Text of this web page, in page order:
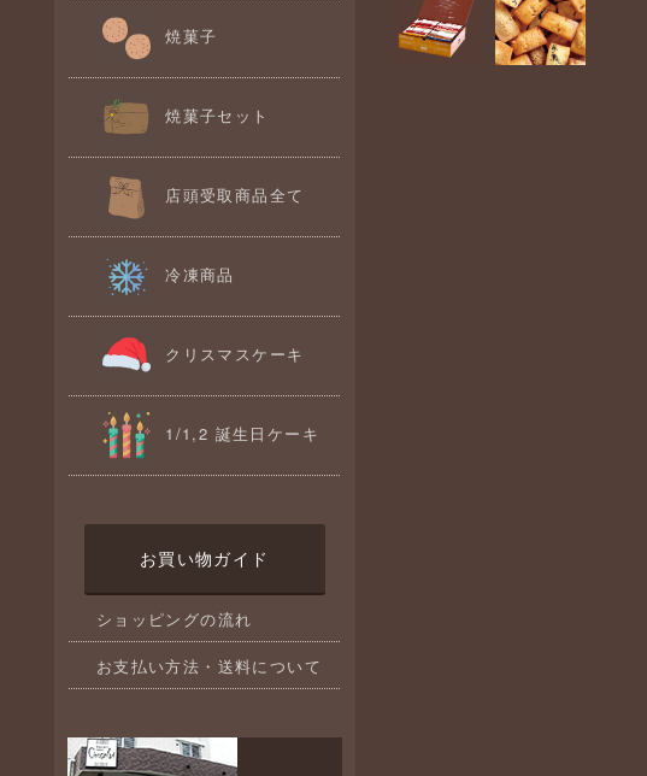
焼菓子
焼菓子セット
店頭受取商品全て
冷凍商品
クリスマスケーキ
1/1,2 誕生日ケーキ
お買い物ガイド
ショッピングの流れ
お支払い方法・送料について